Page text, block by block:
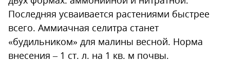
Последняя усваивается растениями быстрее
всего. Аммиачная селитра станет
«будильником» для малины весной. Норма
внесения – 1 ст. л. на 1 кв. м почвы.